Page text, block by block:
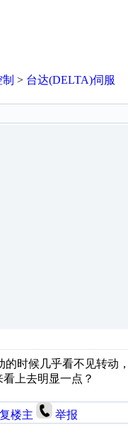
> 台达(DELTA)伺服
的时候几乎看不见转
上去明显一点？
楼主 举报